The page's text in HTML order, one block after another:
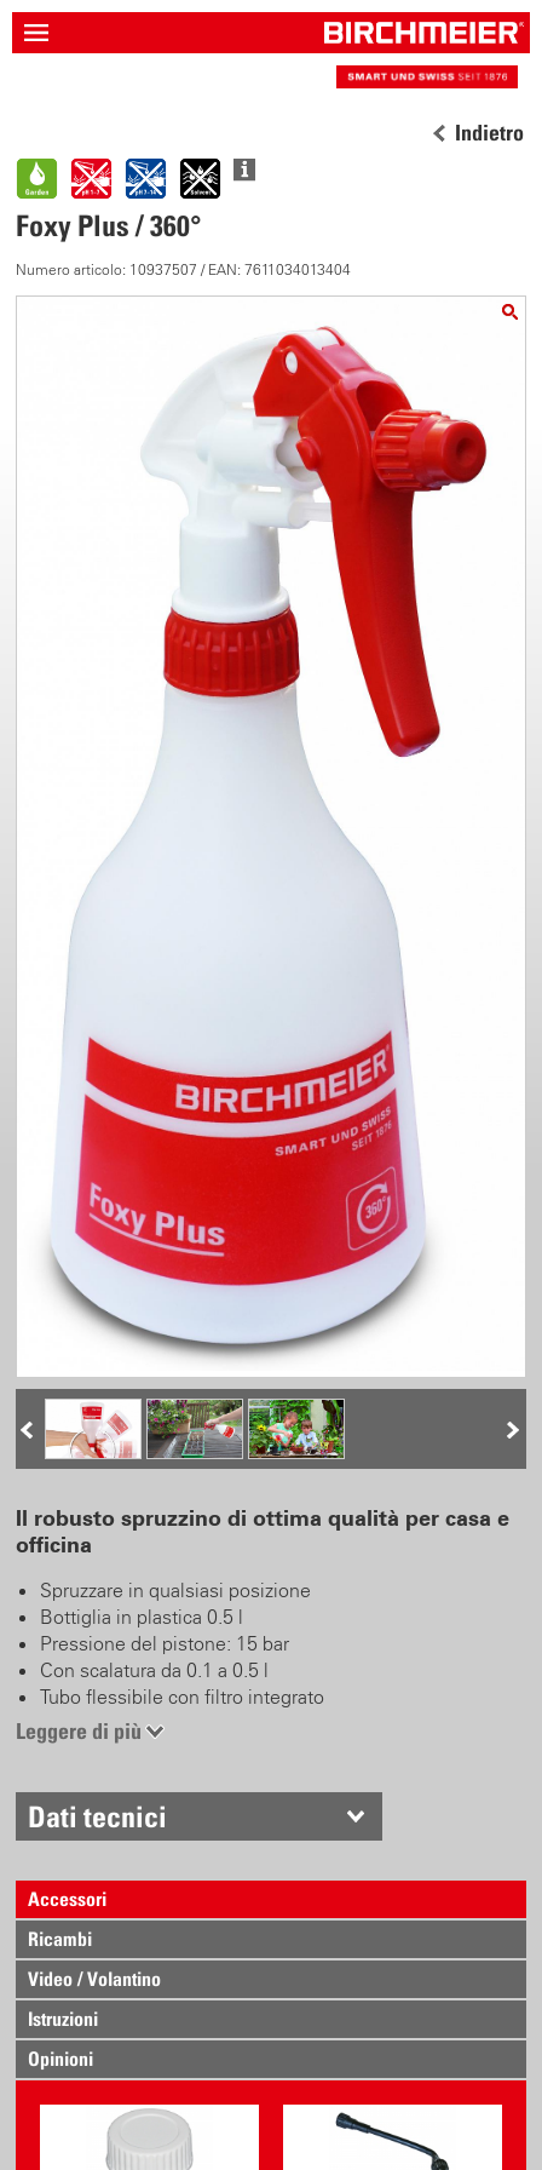
Indietro
Foxy Plus / 360°
Numero articolo: 10937507 / EAN: 7611034013404
Il robusto spruzzino di ottima qualità per casa e
officina
Spruzzare in qualsiasi posizione
Bottiglia in plastica 0.5 l
Pressione del pistone: 15 bar
Con scalatura da 0.1 a 0.5 l
Tubo flessibile con filtro integrato
Ugello regolabile in plastica
Robusto ed affidabile
Leggere di più
Dati tecnici
Accessori
Ricambi
Video / Volantino
Istruzioni
Opinioni